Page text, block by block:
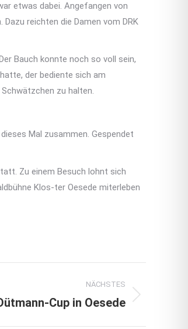
etwas dabei. Angefangen von
reichten die Damen vom DRK
Bauch konnte noch so voll sein,
der bediente sich am
zu halten.
Mal zusammen. Gespendet
Zu einem Besuch lohnt sich
Klos-ter Oesede miterleben
NÄCHSTES
Cup in Oesede